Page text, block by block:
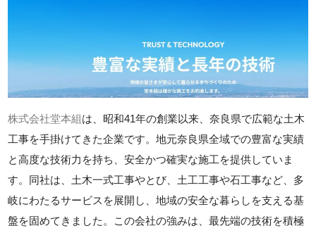
株式会社堂本組は、昭和41年の創業以来、奈良県で広範な土木
工事を手掛けてきた企業です。地元奈良県全域での豊富な実績
と高度な技術力を持ち、安全かつ確実な施工を提供していま
す。同社は、土木一式工事やとび、土工工事や石工事など、多
岐にわたるサービスを展開し、地域の安全な暮らしを支える基
盤を固めてきました。この会社の強みは、最先端の技術を積極